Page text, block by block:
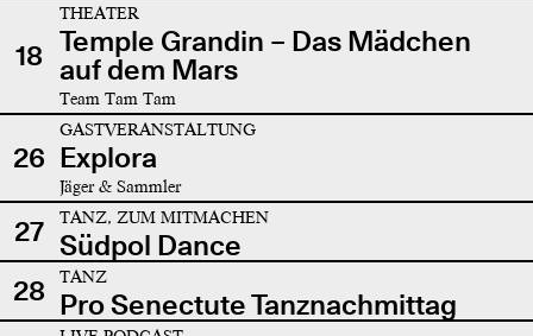
18
THEATER
Temple Grandin – Das Mädchen
auf dem Mars
Team Tam Tam
26
GASTVERANSTALTUNG
Explora
Jäger & Sammler
27 TANZ, ZUM MITMACHEN
Südpol Dance
28
TANZ
Pro Senectute Tanznachmittag